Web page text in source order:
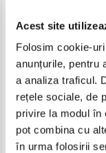
Acest site
Folosim cookie-
anunțurile, pentru
a analiza traficul.
rețele sociale, de
privire la modul în
pot combina cu
în urma folosirii
Ion Tobosaru - Esti